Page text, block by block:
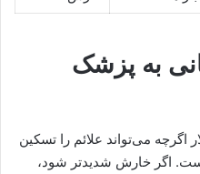
به پزشک
اگرچه می‌تواند علائم را تسکین
اگر خارش شدیدتر شود،